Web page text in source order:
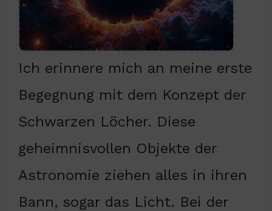
Ich erinnere mich an meine erste
Begegnung mit dem Konzept der
Schwarzen Löcher. Diese
geheimnisvollen Objekte der
Astronomie ziehen alles in ihren
Bann, sogar das Licht. Bei der